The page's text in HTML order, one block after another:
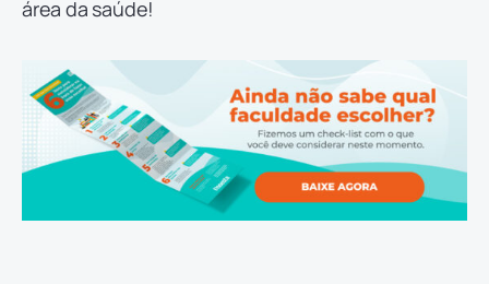
área da saúde!